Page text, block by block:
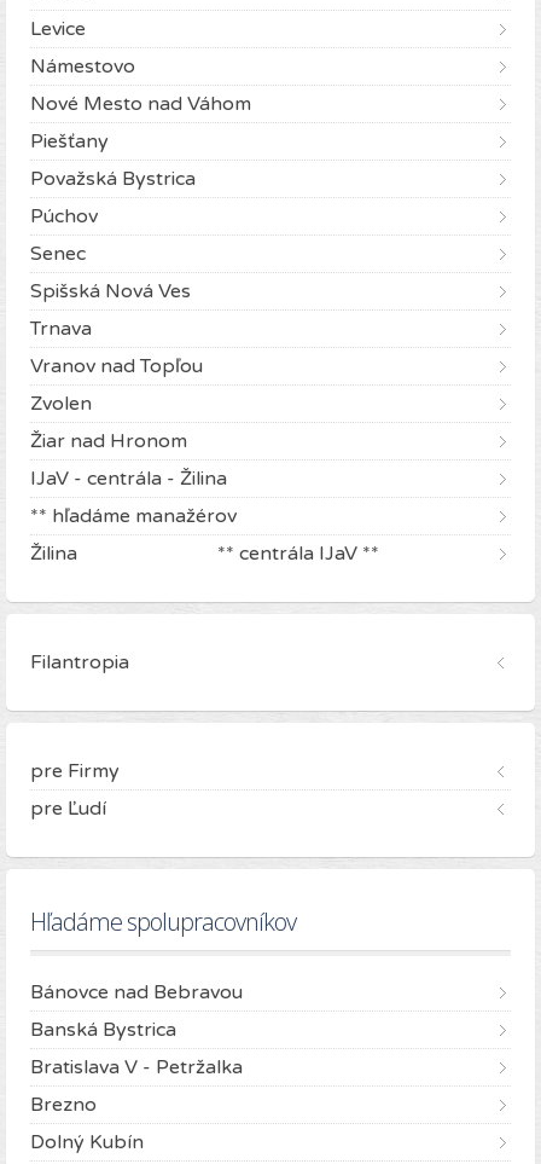
Levice
Námestovo
Nové Mesto nad Váhom
Piešťany
Považská Bystrica
Púchov
Senec
Spišská Nová Ves
Trnava
Vranov nad Topľou
Zvolen
Žiar nad Hronom
IJaV - centrála - Žilina
** hľadáme manažérov
Žilina ** centrála IJaV **
Filantropia
pre Firmy
pre Ľudí
Hľadáme spolupracovníkov
Bánovce nad Bebravou
Banská Bystrica
Bratislava V - Petržalka
Brezno
Dolný Kubín